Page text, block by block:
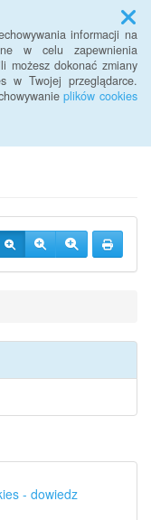
informacji na
w celu zapewnienia
możesz dokonać zmiany
w Twojej przeglądarce.
plików cookies
Menu
2022
- dowiedz